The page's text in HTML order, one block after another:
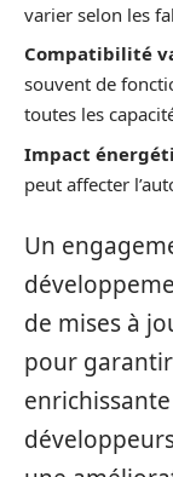
varier selon les
Compatibilité
souvent de
toutes les
Impact
peut affecter
Un
de mises à
pour